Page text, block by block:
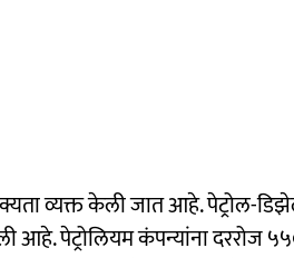
व्यक्त केली जात आहे. पेट्रोल-
आहे. पेट्रोलियम कंपन्यांना दररोज